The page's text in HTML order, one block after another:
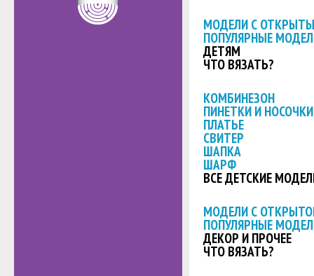
МОДЕЛИ С
ПОПУЛЯРНЫЕ
ДЕТЯМ
ЧТО ВЯЗАТЬ?
КОМБИНЕЗОН
ПИНЕТКИ И НОСОЧКИ
ПЛАТЬЕ
СВИТЕР
ШАПКА
ШАРФ
ВСЕ ДЕТСКИЕ
МОДЕЛИ С
ПОПУЛЯРНЫЕ
ДЕКОР И ПРОЧЕЕ
ЧТО ВЯЗАТЬ?